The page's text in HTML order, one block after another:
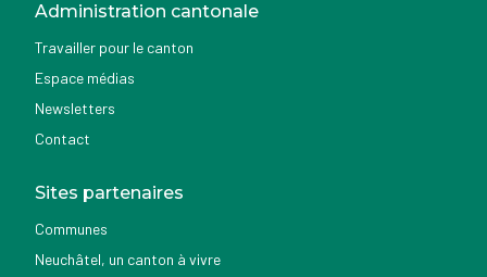
Administration cantonale
Travailler pour le canton
Espace médias
Newsletters
Contact
Sites partenaires
Communes
Neuchâtel, un canton à vivre